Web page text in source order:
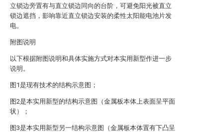
立锁边旁置有与直立锁边同向的台阶，可避免阳光被直立
锁边遮挡，影响靠近直立锁边安装的柔性太阳能电池片发
电。
附图说明
以下根据附图说明和具体实施方式对本实用新型作进一步
说明。
图1是现有技术的结构示意图；
图2是本实用新型的结构示意图（金属板本体上表面呈平面
状）；
图3是本实用新型另一结构示意图（金属板本体置有下凸呈